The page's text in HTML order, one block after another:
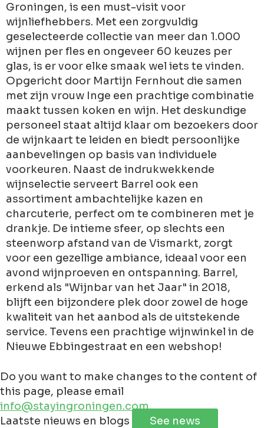
Groningen, is een must-visit voor
wijnliefhebbers. Met een zorgvuldig
geselecteerde collectie van meer dan 1.000
wijnen per fles en ongeveer 60 keuzes per
glas, is er voor elke smaak wel iets te vinden.
Opgericht door Martijn Fernhout die samen
met zijn vrouw Inge een prachtige combinatie
maakt tussen koken en wijn. Het deskundige
personeel staat altijd klaar om bezoekers door
de wijnkaart te leiden en biedt persoonlijke
aanbevelingen op basis van individuele
voorkeuren. Naast de indrukwekkende
wijnselectie serveert Barrel ook een
assortiment ambachtelijke kazen en
charcuterie, perfect om te combineren met je
drankje. De intieme sfeer, op slechts een
steenworp afstand van de Vismarkt, zorgt
voor een gezellige ambiance, ideaal voor een
avond wijnproeven en ontspanning. Barrel,
erkend als "Wijnbar van het Jaar" in 2018,
blijft een bijzondere plek door zowel de hoge
kwaliteit van het aanbod als de uitstekende
service. Tevens een prachtige wijnwinkel in de
Nieuwe Ebbingestraat en een webshop!
Do you want to make changes to the content of
this page, please email
info@stayingroningen.com
Leaflet | ©JawgMaps©OpenStreetMapcontributorss
Laatste nieuws en blogs See news